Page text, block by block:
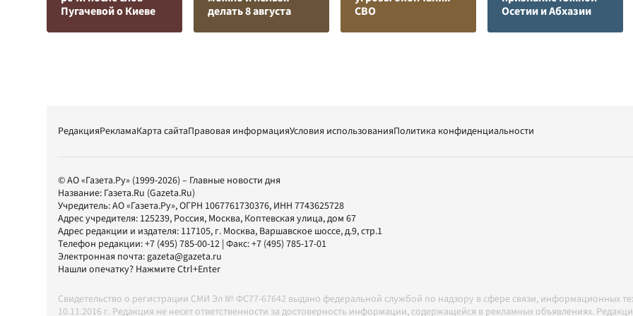
Пугачевой о Киеве
делать 8 августа
СВО
Осетии и Абхазии
РедакцияРекламаКарта сайтаПравовая информацияУсловия использованияПолитика конфиденциальности
© АО «Газета.Ру» (1999-2026) – Главные новости дня
Название: Газета.Ru (Gazeta.Ru)
Учредитель:АО «Газета.Ру», ОГРН 1067761730376, ИНН 7743625728
Адрес учредителя: 125239, Россия, Москва, Коптевская улица, дом 67
Адрес редакции и издателя: 117105, г. Москва, Варшавское шоссе, д.9, стр.1
Телефон редакции:+7 (495) 785-00-12 | Факс:+7 (495) 785-17-01
Электронная почта:gazeta@gazeta.ru
Нашли опечатку? Нажмите Ctrl+Enter
Свидетельство о регистрации СМИ Эл № ФС77-67642 выдано федеральной службой по надзору в сфере связи, информационных
10.11.2016 г. Редакция не несет ответственности за достоверность информации, содержащейся в рекламных объявлениях.